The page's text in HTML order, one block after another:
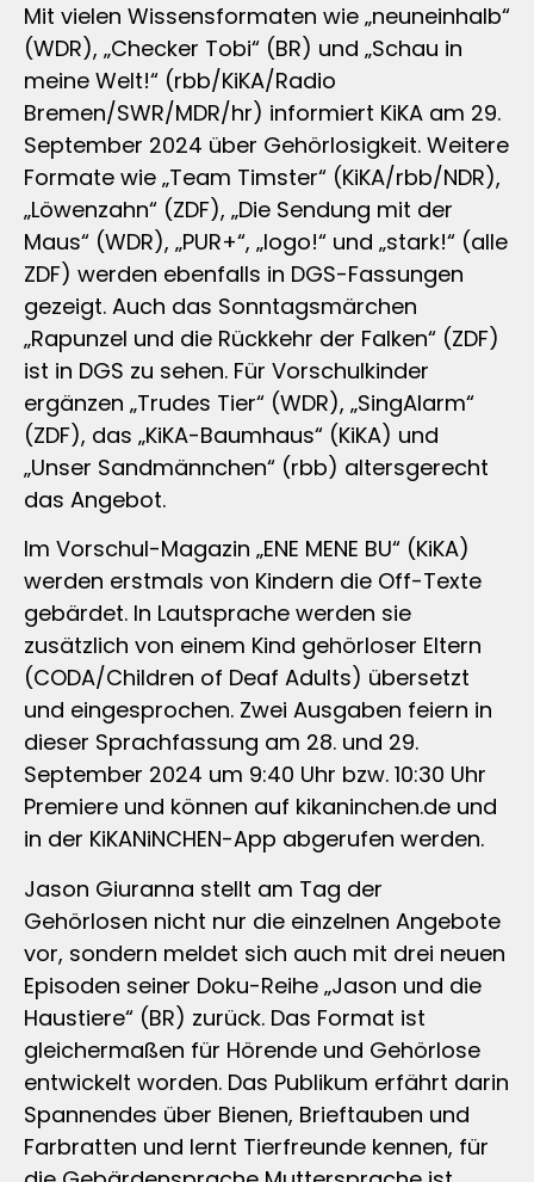
Mit vielen Wissensformaten wie „neuneinhalb“
(WDR), „Checker Tobi“ (BR) und „Schau in
meine Welt!“ (rbb/KiKA/Radio
Bremen/SWR/MDR/hr) informiert KiKA am 29.
September 2024 über Gehörlosigkeit. Weitere
Formate wie „Team Timster“ (KiKA/rbb/NDR),
„Löwenzahn“ (ZDF), „Die Sendung mit der
Maus“ (WDR), „PUR+“, „logo!“ und „stark!“ (alle
ZDF) werden ebenfalls in DGS-Fassungen
gezeigt. Auch das Sonntagsmärchen
„Rapunzel und die Rückkehr der Falken“ (ZDF)
ist in DGS zu sehen. Für Vorschulkinder
ergänzen „Trudes Tier“ (WDR), „SingAlarm“
(ZDF), das „KiKA-Baumhaus“ (KiKA) und
„Unser Sandmännchen“ (rbb) altersgerecht
das Angebot.
Im Vorschul-Magazin „ENE MENE BU“ (KiKA)
werden erstmals von Kindern die Off-Texte
gebärdet. In Lautsprache werden sie
zusätzlich von einem Kind gehörloser Eltern
(CODA/Children of Deaf Adults) übersetzt
und eingesprochen. Zwei Ausgaben feiern in
dieser Sprachfassung am 28. und 29.
September 2024 um 9:40 Uhr bzw. 10:30 Uhr
Premiere und können auf kikaninchen.de und
in der KiKANiNCHEN-App abgerufen werden.
Jason Giuranna stellt am Tag der
Gehörlosen nicht nur die einzelnen Angebote
vor, sondern meldet sich auch mit drei neuen
Episoden seiner Doku-Reihe „Jason und die
Haustiere“ (BR) zurück. Das Format ist
gleichermaßen für Hörende und Gehörlose
entwickelt worden. Das Publikum erfährt darin
Spannendes über Bienen, Brieftauben und
Farbratten und lernt Tierfreunde kennen, für